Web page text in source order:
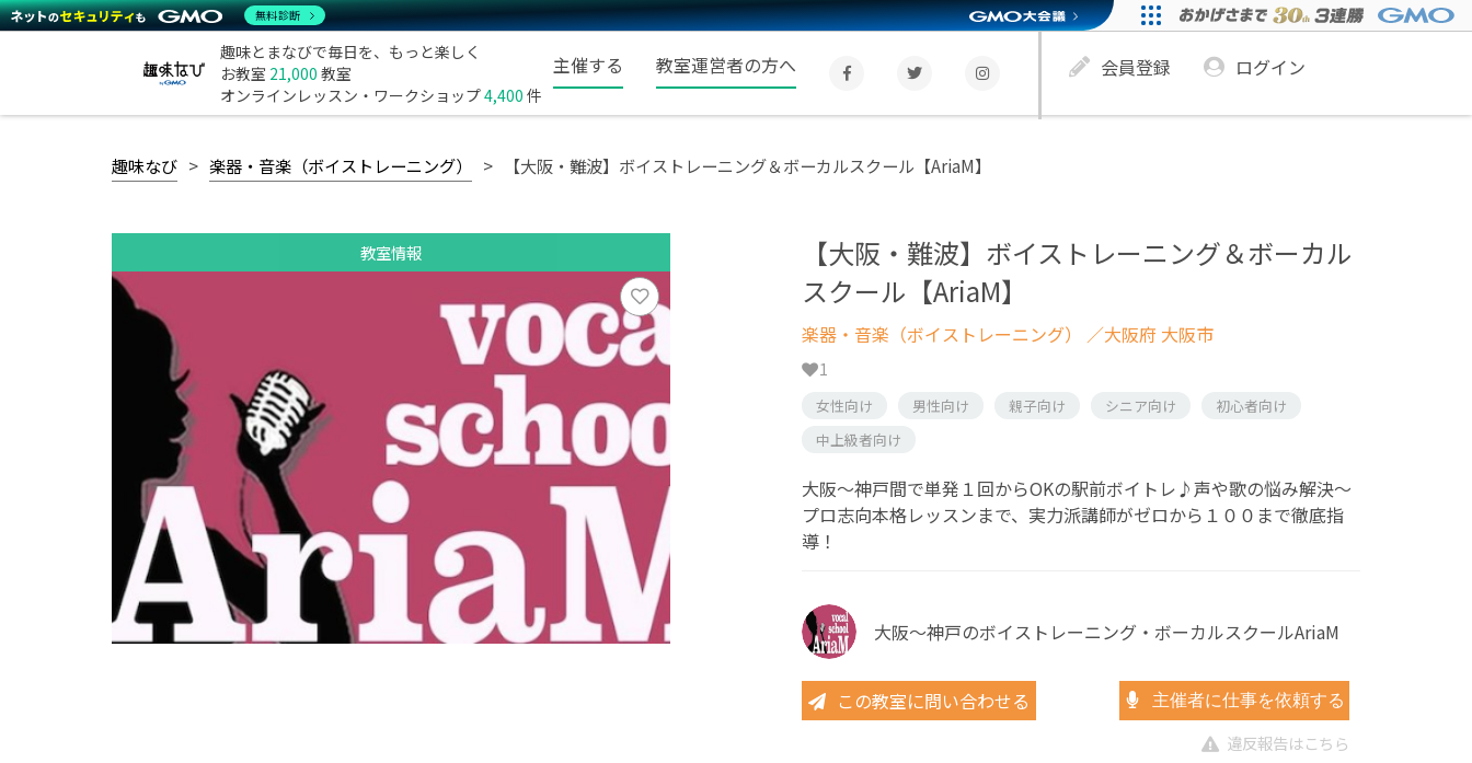
趣味とまなびで毎日を、もっと楽しく
お教室 21,000 教室
オンラインレッスン・ワークショップ4,400 件
主催する 教室運営者の方へ 会員登録 ログイン
趣味なび 楽器・音楽（ボイストレーニング） 【大阪・難波】ボイストレーニング＆ボーカルスクール【AriaM】
教室情報
【大阪・難波】ボイストレーニング＆ボーカル
スクール【AriaM】
楽器・音楽（ボイストレーニング） ／大阪府 大阪市
1
女性向け 男性向け 親子向け シニア向け
初心者向け
中上級者向け
大阪〜神戸間で単発１回からOKの駅前ボイトレ♪声や歌の悩み解決〜
プロ志向本格レッスンまで、実力派講師がゼロから１００まで徹底指
導！
大阪〜神戸のボイストレーニング・ボーカルスクールAriaM
この教室に問い合わせる 主催者に仕事を依頼する
違反報告はこちら
無料診断